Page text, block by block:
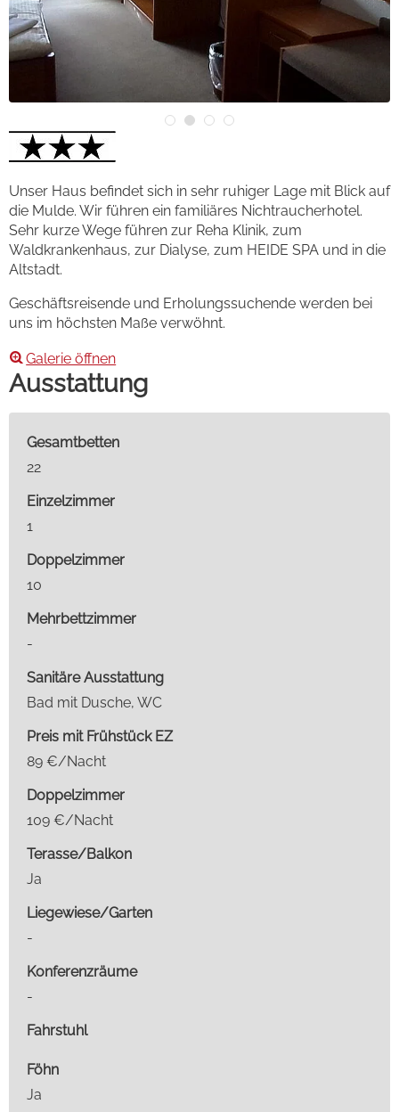
Unser Haus befindet sich in sehr ruhiger Lage mit Blick auf
die Mulde. Wir führen ein familiäres Nichtraucherhotel.
Sehr kurze Wege führen zur Reha Klinik, zum
Waldkrankenhaus, zur Dialyse, zum HEIDE SPA und in die
Altstadt.
Geschäftsreisende und Erholungssuchende werden bei
uns im höchsten Maße verwöhnt.
Galerie öffnen
Ausstattung
Gesamtbetten
22
Einzelzimmer
1
Doppelzimmer
10
Mehrbettzimmer
-
Sanitäre Ausstattung
Bad mit Dusche, WC
Preis mit Frühstück EZ
89 €/Nacht
Doppelzimmer
109 €/Nacht
Terasse/Balkon
Ja
Liegewiese/Garten
-
Konferenzräume
-
Fahrstuhl
Föhn
Ja